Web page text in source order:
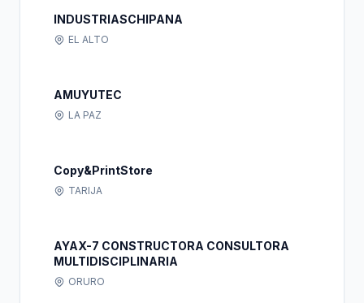
INDUSTRIASCHIPANA
EL ALTO
AMUYUTEC
LA PAZ
Copy&PrintStore
TARIJA
AYAX-7 CONSTRUCTORA CONSULTORA
MULTIDISCIPLINARIA
ORURO